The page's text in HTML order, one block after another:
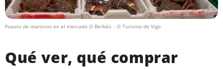
Puesto de marsicos en el mercado O Berbés. - © Turismo de Vigo
Qué ver, qué comprar